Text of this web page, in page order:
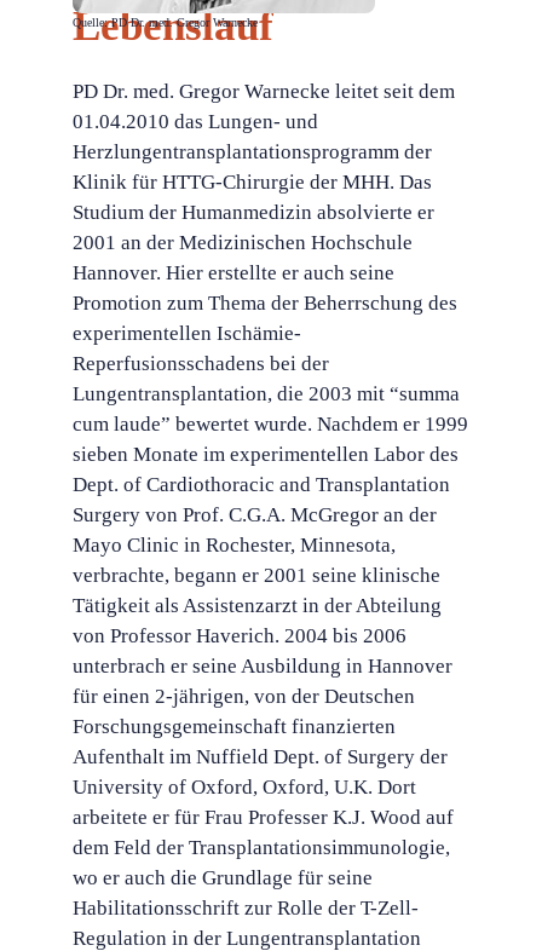
Quelle: PD Dr. med. Gregor Warnecke
Lebenslauf
PD Dr. med. Gregor Warnecke leitet seit dem
01.04.2010 das Lungen- und
Herzlungentransplantationsprogramm der
Klinik für HTTG-Chirurgie der MHH. Das
Studium der Humanmedizin absolvierte er
2001 an der Medizinischen Hochschule
Hannover. Hier erstellte er auch seine
Promotion zum Thema der Beherrschung des
experimentellen Ischämie-
Reperfusionsschadens bei der
Lungentransplantation, die 2003 mit “summa
cum laude” bewertet wurde. Nachdem er 1999
sieben Monate im experimentellen Labor des
Dept. of Cardiothoracic and Transplantation
Surgery von Prof. C.G.A. McGregor an der
Mayo Clinic in Rochester, Minnesota,
verbrachte, begann er 2001 seine klinische
Tätigkeit als Assistenzarzt in der Abteilung
von Professor Haverich. 2004 bis 2006
unterbrach er seine Ausbildung in Hannover
für einen 2-jährigen, von der Deutschen
Forschungsgemeinschaft finanzierten
Aufenthalt im Nuffield Dept. of Surgery der
University of Oxford, Oxford, U.K. Dort
arbeitete er für Frau Professer K.J. Wood auf
dem Feld der Transplantationsimmunologie,
wo er auch die Grundlage für seine
Habilitationsschrift zur Rolle der T-Zell-
Regulation in der Lungentransplantation